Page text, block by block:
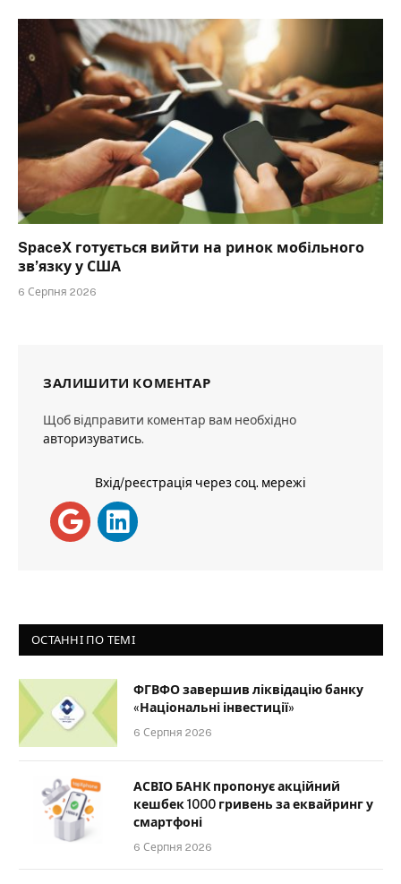
SpaceX готується вийти на ринок мобільного
зв’язку у США
6 Серпня 2026
ЗАЛИШИТИ КОМЕНТАР
Щоб відправити коментар вам необхідно
авторизуватись.
Вхід/реєстрація через соц. мережі
ОСТАННІ ПО ТЕМІ
ФГВФО завершив ліквідацію банку
«Національні інвестиції»
6 Серпня 2026
АСВІО БАНК пропонує акційний
кешбек 1000 гривень за еквайринг у
смартфоні
6 Серпня 2026